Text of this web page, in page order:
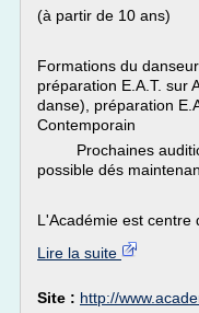
(à partir de 10 ans)
Formations du
préparation E.A.T. sur
danse), préparation
Contemporain
Prochaines
possible dés
L'Académie est centre
Lire la suite
Site : http://